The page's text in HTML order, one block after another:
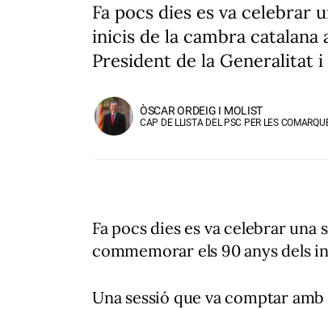
Fa pocs dies es va celebrar
inicis de la cambra catalana
President de la Generalitat
ÒSCAR ORDEIG I MOLIST
CAP DE LLISTA DEL PSC PER LES
Fa pocs dies es va celebrar una
commemorar els 90 anys dels
Una sessió que va comptar